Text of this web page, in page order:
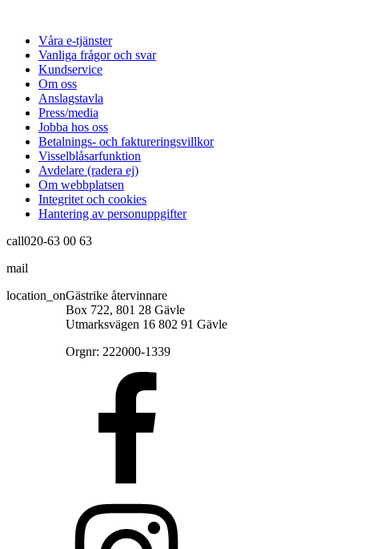
Våra e-tjänster
Vanliga frågor och svar
Kundservice
Om oss
Anslagstavla
Press/media
Jobba hos oss
Betalnings- och faktureringsvillkor
Visselblåsarfunktion
Avdelare (radera ej)
Om webbplatsen
Integritet och cookies
Hantering av personuppgifter
call020-63 00 63
mail
location_onGästrike återvinnare
Box 722, 801 28 Gävle
Utmarksvägen 16 802 91 Gävle
Orgnr: 222000-1339